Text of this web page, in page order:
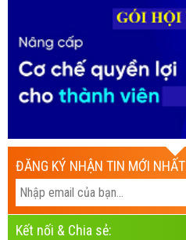
ĐĂNG KÝ NHẬN TIN MỚI NHẤT
Kết nối & Chia sẻ: